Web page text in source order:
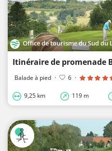
Office de tourisme du Sud
Balade à pied · 6 ·
9,25 km 119 m